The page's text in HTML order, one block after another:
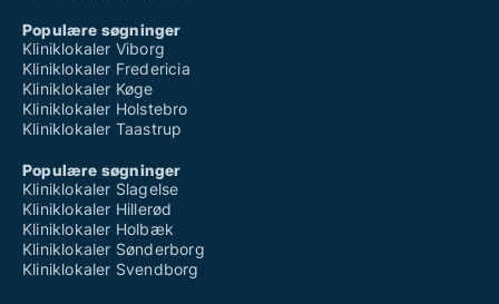
Populære søgninger
Kliniklokaler Viborg
Kliniklokaler Fredericia
Kliniklokaler Køge
Kliniklokaler Holstebro
Kliniklokaler Taastrup
Populære søgninger
Kliniklokaler Slagelse
Kliniklokaler Hillerød
Kliniklokaler Holbæk
Kliniklokaler Sønderborg
Kliniklokaler Svendborg